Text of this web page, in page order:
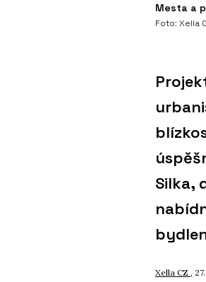
Mesta a
Foto: Xella
Silka,
Xella CZ ,